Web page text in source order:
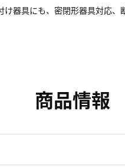
器具にも、密閉形器具対応
商品情報